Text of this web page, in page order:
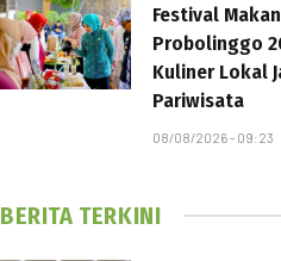
Festival
Probolinggo
Kuliner Lokal
Pariwisata
08/08/2026 - 09:23
BERITA TERKINI